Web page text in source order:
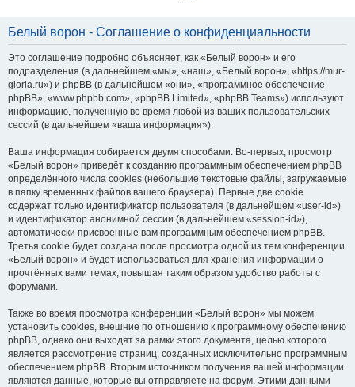
Белый ворон - Соглашение о конфиденциальности
Это соглашение подробно объясняет, как «Белый ворон» и его
подразделения (в дальнейшем «мы», «наш», «Белый ворон», «https://mur-
gloria.ru») и phpBB (в дальнейшем «они», «программное обеспечение
phpBB», «www.phpbb.com», «phpBB Limited», «phpBB Teams») используют
информацию, полученную во время любой из ваших пользовательских
сессий (в дальнейшем «ваша информация»).
Ваша информация собирается двумя способами. Во-первых, просмотр
«Белый ворон» приведёт к созданию программным обеспечением phpBB
определённого числа cookies (небольшие текстовые файлы, загружаемые
в папку временных файлов вашего браузера). Первые две cookie
содержат только идентификатор пользователя (в дальнейшем «user-id»)
и идентификатор анонимной сессии (в дальнейшем «session-id»),
автоматически присвоенные вам программным обеспечением phpBB.
Третья cookie будет создана после просмотра одной из тем конференции
«Белый ворон» и будет использоваться для хранения информации о
прочтённых вами темах, повышая таким образом удобство работы с
форумами.
Также во время просмотра конференции «Белый ворон» мы можем
установить cookies, внешние по отношению к программному обеспечению
phpBB, однако они выходят за рамки этого документа, целью которого
является рассмотрение страниц, созданных исключительно программным
обеспечением phpBB. Вторым источником получения вашей информации
являются данные, которые вы отправляете на форум. Этими данными